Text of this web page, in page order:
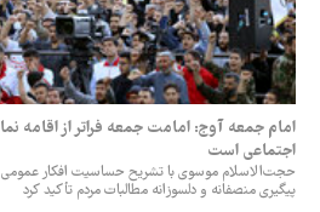
امام جمعه آوج: امامت جمعه فراتر از اقامه
اجتماعی است
حجت‌الاسلام موسوی با تشریح حساسیت افکار
پیگیری منصفانه و دلسوزانه مطالبات مردم تأکید کرد